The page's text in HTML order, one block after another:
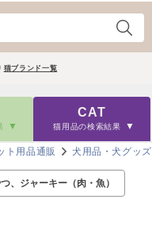
猫ブランド一覧
CAT
猫用品の検索結果
ト用品通販 犬用品・犬グッズ
、ジャーキー（肉・魚）